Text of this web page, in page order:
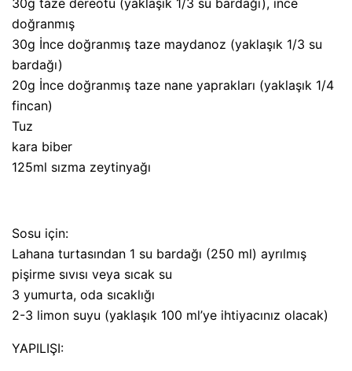
doğranmış
30g İnce doğranmış taze maydanoz (yaklaşık 1/3 su
bardağı)
20g İnce doğranmış taze nane yaprakları (yaklaşık 1/4
fincan)
Tuz
kara biber
125ml sızma zeytinyağı
Sosu için:
Lahana turtasından 1 su bardağı (250 ml) ayrılmış
pişirme sıvısı veya sıcak su
3 yumurta, oda sıcaklığı
2-3 limon suyu (yaklaşık 100 ml’ye ihtiyacınız olacak)
YAPILIŞI: